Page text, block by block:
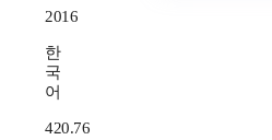
2016
한
국
어
420.76